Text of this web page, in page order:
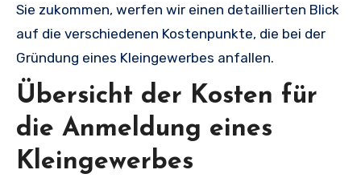
Sie zukommen, werfen wir einen detaillierten Blick
auf die verschiedenen Kostenpunkte, die bei der
Gründung eines Kleingewerbes anfallen.
Übersicht der Kosten für
die Anmeldung eines
Kleingewerbes